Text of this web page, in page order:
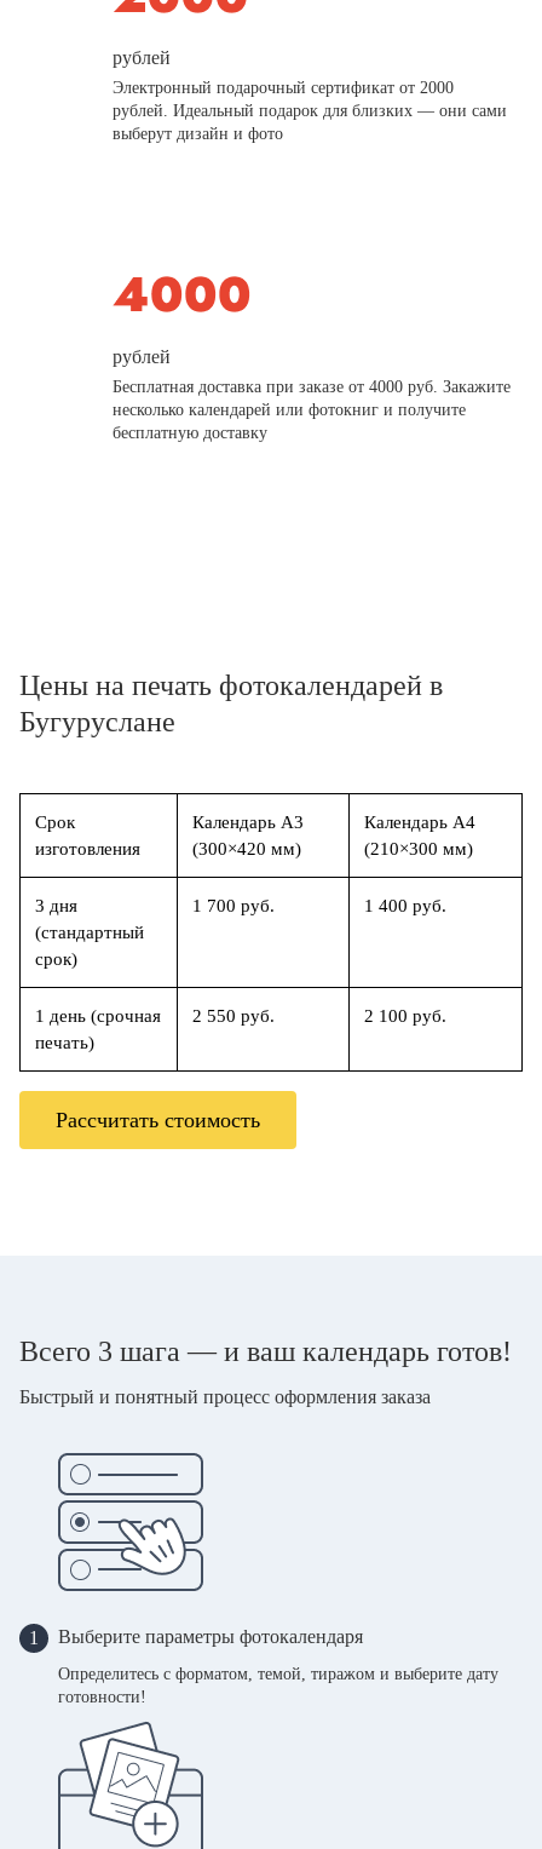
рублей
Электронный подарочный сертификат от 2000
рублей. Идеальный подарок для близких — они сами
выберут дизайн и фото
рублей
Бесплатная доставка при заказе от 4000 руб. Закажите
несколько календарей или фотокниг и получите
бесплатную доставку
Цены на печать фотокалендарей в
Бугуруслане
Срок
изготовления
Календарь А3
(300×420 мм)
Календарь А4
(210×300 мм)
3 дня
(стандартный
срок)
1 700 руб. 1 400 руб.
1 день (срочная
печать)
2 550 руб. 2 100 руб.
Рассчитать стоимость
Всего 3 шага — и ваш календарь готов!
Быстрый и понятный процесс оформления заказа
1 Выберите параметры фотокалендаря
Определитесь с форматом, темой, тиражом и выберите дату
готовности!